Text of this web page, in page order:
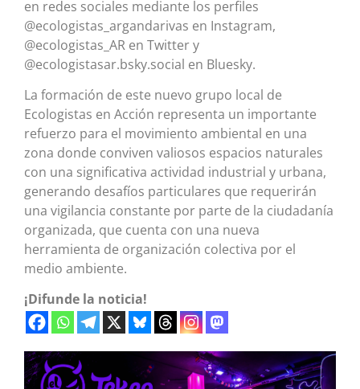
en redes sociales mediante los perfiles
@ecologistas_argandarivas en Instagram,
@ecologistas_AR en Twitter y
@ecologistasar.bsky.social en Bluesky.
La formación de este nuevo grupo local de
Ecologistas en Acción representa un importante
refuerzo para el movimiento ambiental en una
zona donde conviven valiosos espacios naturales
con una significativa actividad industrial y urbana,
generando desafíos particulares que requerirán
una vigilancia constante por parte de la ciudadanía
organizada, que cuenta con una nueva
herramienta de organización colectiva por el
medio ambiente.
¡Difunde la noticia!